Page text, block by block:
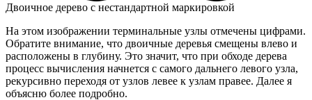
Двоичное дерево с нестандартной маркировкой
На этом изображении терминальные узлы отмечены цифрами.
Обратите внимание, что двоичные деревья смещены влево и
расположены в глубину. Это значит, что при обходе дерева
процесс вычисления начнется с самого дальнего левого узла,
рекурсивно переходя от узлов левее к узлам правее. Далее я
объясню более подробно.